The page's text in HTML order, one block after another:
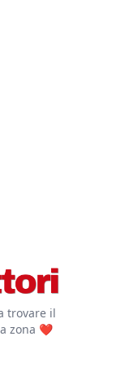
trovare il
zona ❤️